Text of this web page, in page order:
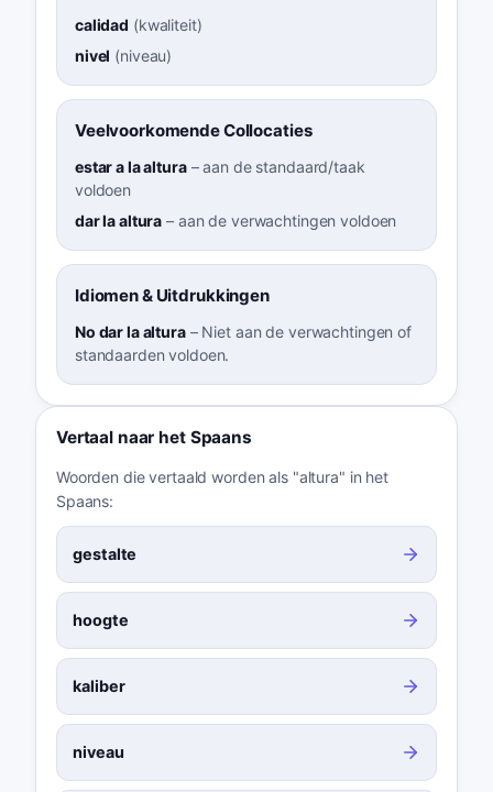
calidad (kwaliteit)
nivel (niveau)
Veelvoorkomende Collocaties
estar a la altura–aan de standaard/taak
voldoen
dar la altura – aan de verwachtingen voldoen
Idiomen & Uitdrukkingen
No dar la altura– Niet aan de verwachtingen of
standaarden voldoen.
Vertaal naar het Spaans
Woorden die vertaald worden als "altura" in het
Spaans:
gestalte
hoogte
kaliber
niveau